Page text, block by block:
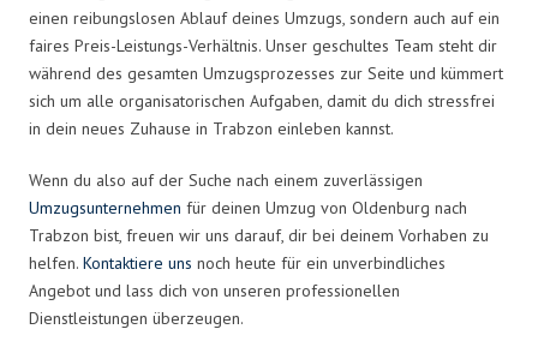
einen reibungslosen Ablauf deines Umzugs, sondern auch auf ein
faires Preis-Leistungs-Verhältnis. Unser geschultes Team steht dir
während des gesamten Umzugsprozesses zur Seite und kümmert
sich um alle organisatorischen Aufgaben, damit du dich stressfrei
in dein neues Zuhause in Trabzon einleben kannst.
Wenn du also auf der Suche nach einem zuverlässigen
Umzugsunternehmen für deinen Umzug von Oldenburg nach
Trabzon bist, freuen wir uns darauf, dir bei deinem Vorhaben zu
helfen. Kontaktiere uns noch heute für ein unverbindliches
Angebot und lass dich von unseren professionellen
Dienstleistungen überzeugen.